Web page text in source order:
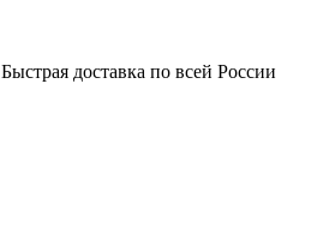
Быстрая доставка по всей России